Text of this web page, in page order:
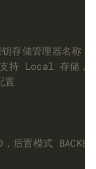
存储管理器名称
持 Local 存储，
置
后置模式